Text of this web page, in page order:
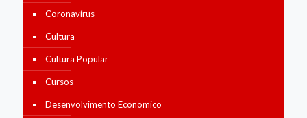
Coronavírus
Cultura
Cultura Popular
Cursos
Desenvolvimento Economico